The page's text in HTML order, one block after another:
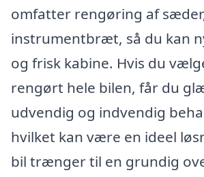
omfatter rengøring af
instrumentbræt, så du kan
og frisk kabine. Hvis du
rengørt hele bilen, får du
udvendig og indvendig
hvilket kan være en ideel
bil trænger til en grundig